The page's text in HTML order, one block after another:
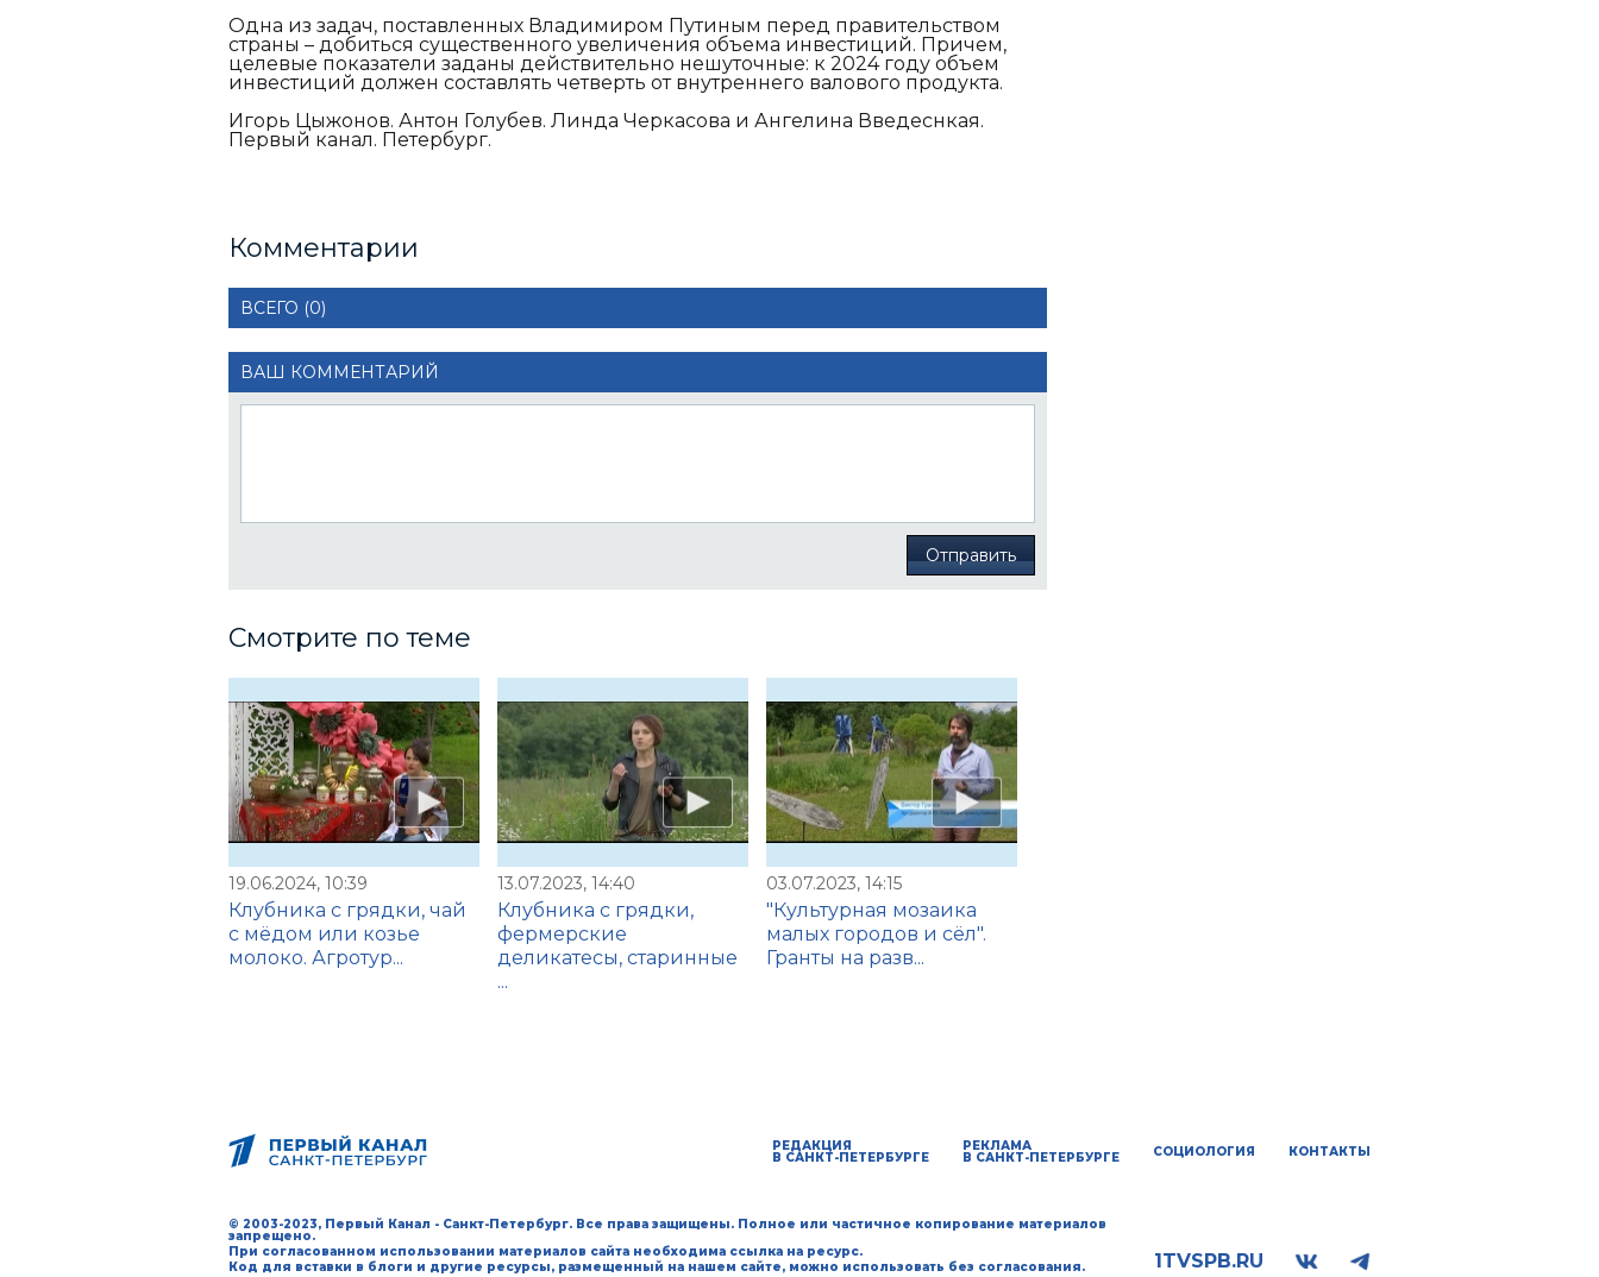
Одна из задач, поставленных Владимиром Путиным перед правительством
страны – добиться существенного увеличения объема инвестиций. Причем,
целевые показатели заданы действительно нешуточные: к 2024 году объем
инвестиций должен составлять четверть от внутреннего валового продукта.
Игорь Цыжонов. Антон Голубев. Линда Черкасова и Ангелина Введеснкая.
Первый канал. Петербург.
Комментарии
ВСЕГО (0)
ВАШ КОММЕНТАРИЙ
Отправить
Смотрите по теме
19.06.2024, 10:39
Клубника с грядки, чай
с мёдом или козье
молоко. Агротур...
13.07.2023, 14:40
Клубника с грядки,
фермерские
деликатесы, старинные
...
03.07.2023, 14:15
"Культурная мозаика
малых городов и сёл".
Гранты на разв...
РЕДАКЦИЯ
В САНКТ-ПЕТЕРБУРГЕ
РЕКЛАМА
В САНКТ-ПЕТЕРБУРГЕ СОЦИОЛОГИЯ КОНТАКТЫ
© 2003-2023, Первый Канал - Санкт-Петербург. Все права защищены. Полное или частичное копирование материалов
запрещено.
При согласованном использовании материалов сайта необходима ссылка на ресурс.
Код для вставки в блоги и другие ресурсы, размещенный на нашем сайте, можно использовать без согласования.
1TVSPB.RU